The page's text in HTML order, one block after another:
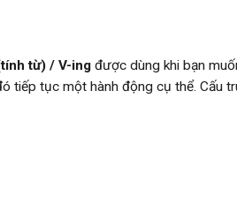
từ) / V-ing được dùng khi bạn
tiếp tục một hành động cụ thể. Cấu